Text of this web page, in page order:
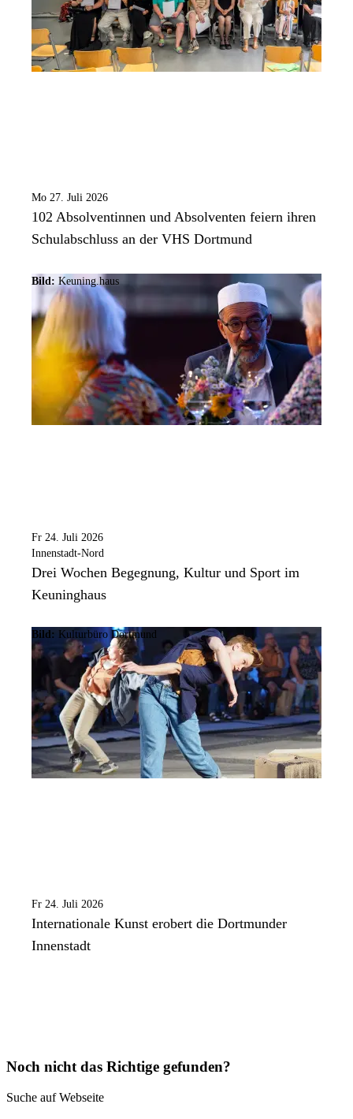
Mo 27. Juli 2026
102 Absolventinnen und Absolventen feiern ihren
Schulabschluss an der VHS Dortmund
Bild: Keuning.haus
Fr 24. Juli 2026
Innenstadt-Nord
Drei Wochen Begegnung, Kultur und Sport im
Keuninghaus
Bild: Kulturbüro Dortmund
Fr 24. Juli 2026
Internationale Kunst erobert die Dortmunder
Innenstadt
Noch nicht das Richtige gefunden?
Suche auf Webseite